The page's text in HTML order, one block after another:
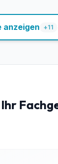
anzeigen +11